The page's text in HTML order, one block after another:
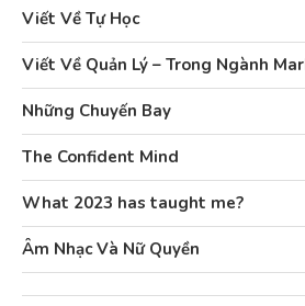
Viết Về Tự Học
Viết Về Quản Lý – Trong Ngành
Những Chuyến Bay
The Confident Mind
What 2023 has taught me?
Âm Nhạc Và Nữ Quyền